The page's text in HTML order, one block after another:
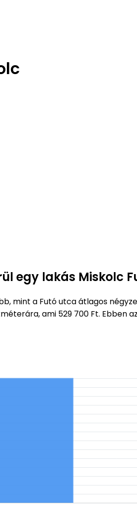
egy lakás Miskolc
mint a Futó utca átlagos
ami 529 700 Ft. Ebben